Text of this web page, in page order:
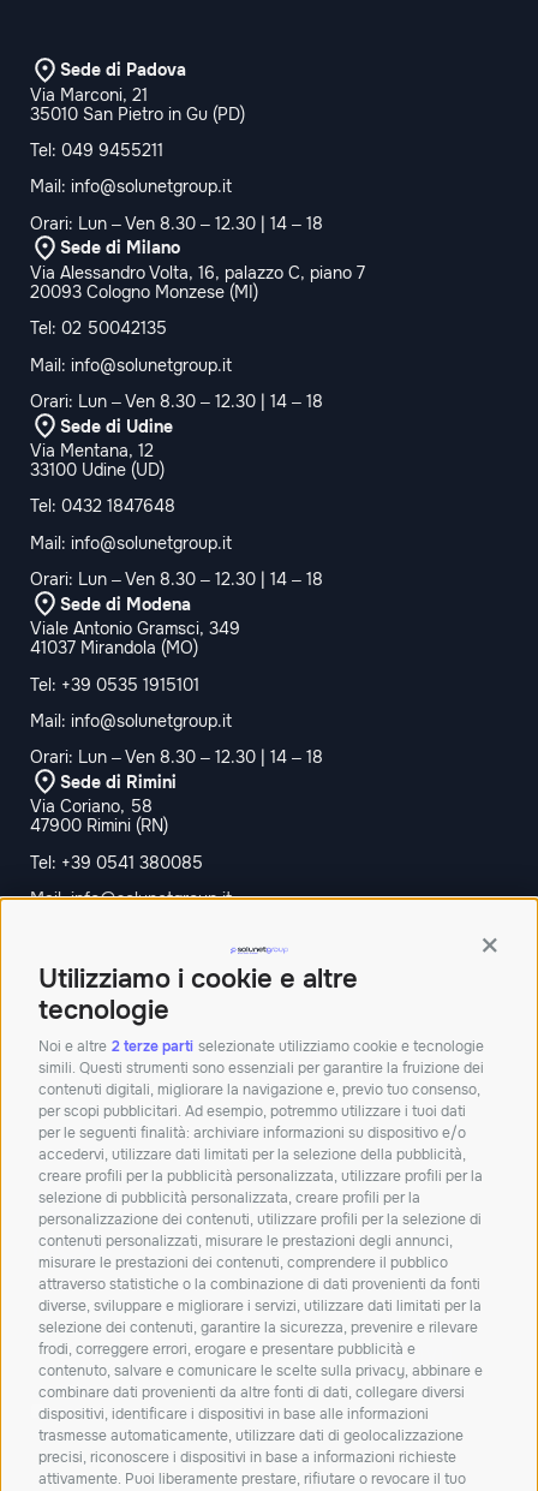
Utilizziamo i cookie e altre
tecnologie
Noi e altre 2 terze parti selezionate utilizziamo cookie e tecnologie
simili. Questi strumenti sono essenziali per garantire la fruizione dei
contenuti digitali, migliorare la navigazione e, previo tuo consenso,
per scopi pubblicitari. Ad esempio, potremmo utilizzare i tuoi dati
per le seguenti finalità: archiviare informazioni su dispositivo e/o
accedervi, utilizzare dati limitati per la selezione della pubblicità,
creare profili per la pubblicità personalizzata, utilizzare profili per la
selezione di pubblicità personalizzata, creare profili per la
personalizzazione dei contenuti, utilizzare profili per la selezione di
contenuti personalizzati, misurare le prestazioni degli annunci,
misurare le prestazioni dei contenuti, comprendere il pubblico
attraverso statistiche o la combinazione di dati provenienti da fonti
diverse, sviluppare e migliorare i servizi, utilizzare dati limitati per la
selezione dei contenuti, garantire la sicurezza, prevenire e rilevare
frodi, correggere errori, erogare e presentare pubblicità e
contenuto, salvare e comunicare le scelte sulla privacy, abbinare e
combinare dati provenienti da altre fonti di dati, collegare diversi
dispositivi, identificare i dispositivi in base alle informazioni
trasmesse automaticamente, utilizzare dati di geolocalizzazione
precisi, riconoscere i dispositivi in base a informazioni richieste
attivamente. Puoi liberamente prestare, rifiutare o revocare il tuo
Sede di Padova
Via Marconi, 21
35010 San Pietro in Gu (PD)
Tel: 049 9455211
Mail: info@solunetgroup.it
Orari: Lun – Ven 8.30 – 12.30 | 14 – 18
Sede di Milano
Via Alessandro Volta, 16, palazzo C, piano 7
20093 Cologno Monzese (MI)
Tel: 02 50042135
Mail: info@solunetgroup.it
Orari: Lun – Ven 8.30 – 12.30 | 14 – 18
Sede di Udine
Via Mentana, 12
33100 Udine (UD)
Tel: 0432 1847648
Mail: info@solunetgroup.it
Orari: Lun – Ven 8.30 – 12.30 | 14 – 18
Sede di Modena
Viale Antonio Gramsci, 349
41037 Mirandola (MO)
Tel: +39 0535 1915101
Mail: info@solunetgroup.it
Orari: Lun – Ven 8.30 – 12.30 | 14 – 18
Sede di Rimini
Via Coriano, 58
47900 Rimini (RN)
Tel: +39 0541 380085
Mail:info@solunetgroup.it
Palazzina Doganale,
40010 Bentivoglio BO
Tel:+390512913011
Mail:info@solunetgroup.it
Orari: Lun – Ven 8.30 – 12.30 | 14 – 18
Iscriviti alla nostra
newsletter!
Resta aggiornato su novità, soluzioni e
approfondimenti dal mondo IT.
Dichiaro di aver letto e accetto laprivacy policy
ISCRIVITI
Carta dei serviziQualità dei serviziConciliaWeb
Trasparenza tariffariaTrasparenza tecnica